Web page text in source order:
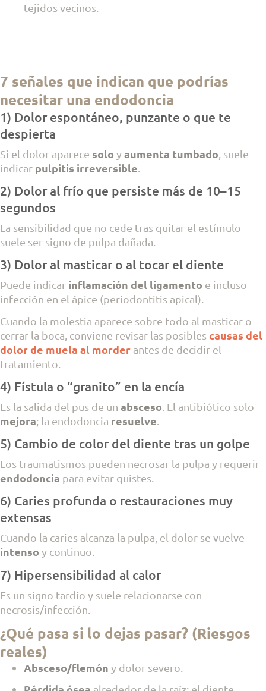
tejidos vecinos.
7 señales que indican que podrías
necesitar una endodoncia
1) Dolor espontáneo, punzante o que te
despierta
Si el dolor aparece solo yaumenta tumbado , suele
indicar pulpitis irreversible
2) Dolor al frío que persiste más de 10–15
segundos
La sensibilidad que no cede tras quitar el estímulo
suele ser signo de pulpa dañada.
3) Dolor al masticar o al tocar el diente
Puede indicar inflamación del ligamento e incluso
infección en el ápice (periodontitis apical).
Cuando la molestia aparece sobre todo al masticar o
cerrar la boca, conviene revisar las posibles causas del
dolor de muela al morder antes de decidir el
tratamiento.
4) Fístula o “granito” en la encía
Es la salida del pus de un absceso . El antibiótico solo
mejora; la endodoncia resuelve
5) Cambio de color del diente tras un golpe
Los traumatismos pueden necrosar la pulpa y requerir
endodoncia para evitar quistes.
6) Caries profunda o restauraciones muy
extensas
Cuando la caries alcanza la pulpa, el dolor se vuelve
intenso y continuo.
7) Hipersensibilidad al calor
Es un signo tardío y suele relacionarse con
necrosis/infección.
¿Qué pasa si lo dejas pasar? (Riesgos
reales)
Absceso/flemón y dolor severo.